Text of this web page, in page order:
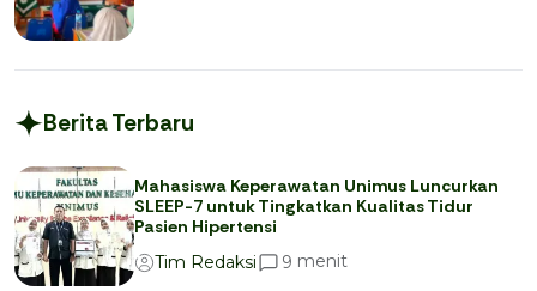
Berita Terbaru
Mahasiswa Keperawatan Unimus Luncurkan
SLEEP-7 untuk Tingkatkan Kualitas Tidur
Pasien Hipertensi
Tim Redaksi
9 menit